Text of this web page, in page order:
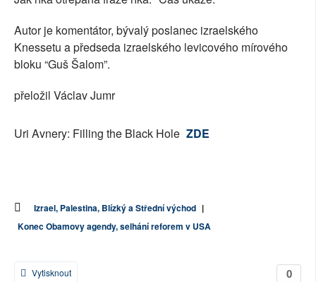
Autor je komentátor, bývalý poslanec izraelského
Knessetu a předseda izraelského levicového mírového
bloku “Guš Šalom”.
přeložil Václav Jumr
Uri Avnery: Filling the Black Hole ZDE
Izrael, Palestina, Blízký a Střední východ |
Konec Obamovy agendy, selhání reforem v USA
0
Vytisknout